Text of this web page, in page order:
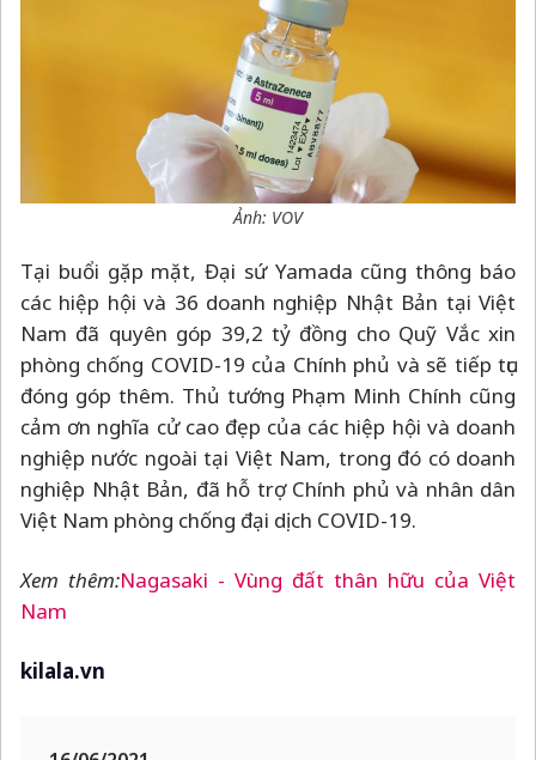
Ảnh: VOV
Tại buổi gặp mặt, Đại sứ Yamada cũng thông báo
các hiệp hội và 36 doanh nghiệp Nhật Bản tại Việt
Nam đã quyên góp 39,2 tỷ đồng cho Quỹ Vắc xin
phòng chống COVID-19 của Chính phủ và sẽ tiếp tục
đóng góp thêm. Thủ tướng Phạm Minh Chính cũng
cảm ơn nghĩa cử cao đẹp của các hiệp hội và doanh
nghiệp nước ngoài tại Việt Nam, trong đó có doanh
nghiệp Nhật Bản, đã hỗ trợ Chính phủ và nhân dân
Việt Nam phòng chống đại dịch COVID-19.
Xem thêm:Nagasaki - Vùng đất thân hữu của Việt
Nam
kilala.vn